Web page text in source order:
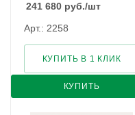
241 680 руб./шт
Арт.: 2258
КУПИТЬ
КУПИТЬ В 1 КЛИК